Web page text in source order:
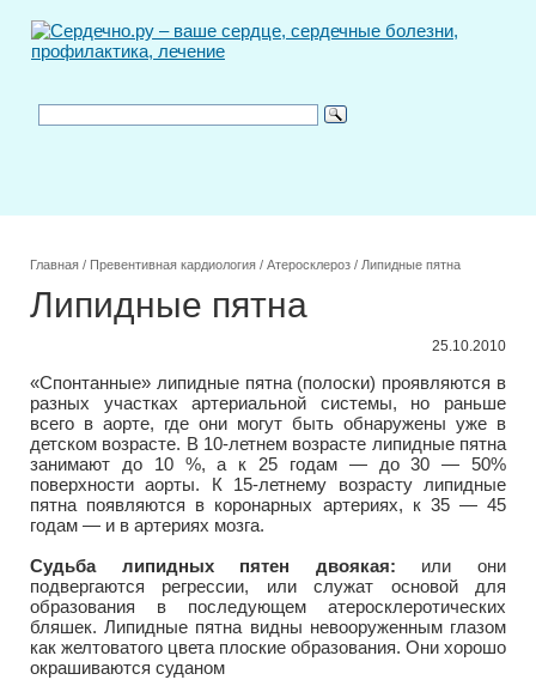
Главная / Превентивная кардиология / Атеросклероз / Липидные пятна
Липидные пятна
25.10.2010
«Спонтанные» липидные пятна (полоски) проявляются в
разных участках артериальной системы, но раньше
всего в аорте, где они могут быть обнаружены уже в
детском возрасте. В 10-летнем возрасте липидные пятна
занимают до 10 %, а к 25 годам — до 30 — 50%
поверхности аорты. К 15-летнему возрасту липидные
пятна появляются в коронарных артериях, к 35 — 45
годам — и в артериях мозга.
Судьба липидных пятен двоякая: или они
подвергаются регрессии, или служат основой для
образования в последующем атеросклеротических
бляшек. Липидные пятна видны невооруженным глазом
как желтоватого цвета плоские образования. Они хорошо
окрашиваются суданом